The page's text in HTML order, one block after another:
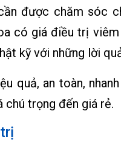
được chăm sóc
có giá điều trị
kỹ với những lời
quả, an toàn,
chú trọng đến giá rẻ.